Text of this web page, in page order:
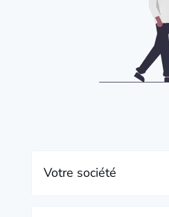
Votre société